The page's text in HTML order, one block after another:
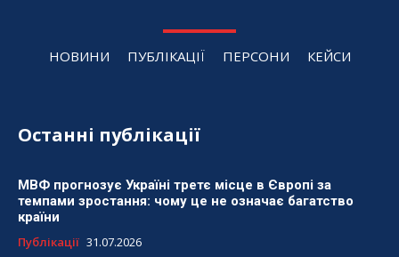
НОВИНИ ПУБЛІКАЦІЇ ПЕРСОНИ КЕЙСИ
Останні публікації
МВФ прогнозує Україні третє місце в Європі за
темпами зростання: чому це не означає багатство
країни
Публікації 31.07.2026